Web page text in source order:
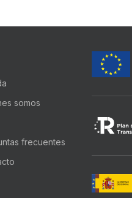
somos
frecuentes